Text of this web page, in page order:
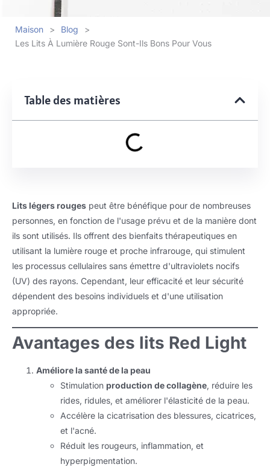
Maison > Blog
>
Les Lits À Lumière Rouge Sont-Ils Bons Pour Vous
Table des matières
Lits légers rouges peut être bénéfique pour de nombreuses
personnes, en fonction de l'usage prévu et de la manière dont
ils sont utilisés. Ils offrent des bienfaits thérapeutiques en
utilisant la lumière rouge et proche infrarouge, qui stimulent
les processus cellulaires sans émettre d'ultraviolets nocifs
(UV) des rayons. Cependant, leur efficacité et leur sécurité
dépendent des besoins individuels et d'une utilisation
appropriée.
Avantages des lits Red Light
Améliore la santé de la peau
Stimulation production de collagène, réduire les
rides, ridules, et améliorer l'élasticité de la peau.
Accélère la cicatrisation des blessures, cicatrices,
et l'acné.
Réduit les rougeurs, inflammation, et
hyperpigmentation.